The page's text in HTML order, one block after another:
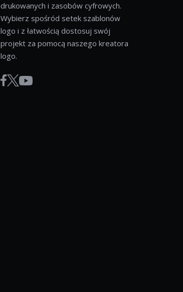
drukowanych i zasobów cyfrowych.
Wybierz spośród setek szablonów
logo i z łatwością dostosuj swój
projekt za pomocą naszego kreatora
logo.